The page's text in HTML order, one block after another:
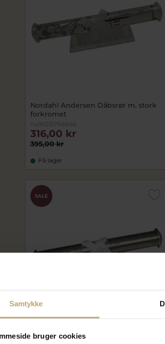
Samtykke
bruger cookies
Nordahl Andersen Dåbsrør m. stork
forkromet
na95015788846
395,00 kr
316,00 kr
På lager
SALE
m. fod og dåbsmotiver